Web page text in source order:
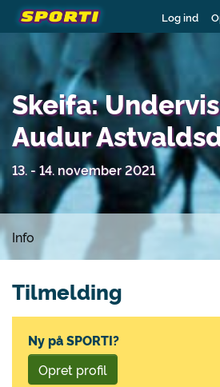
Log ind
Skeifa:
Audur
13. - 14. november 2021
Info
Tilmelding
Ny på SPORTI?
Opret profil